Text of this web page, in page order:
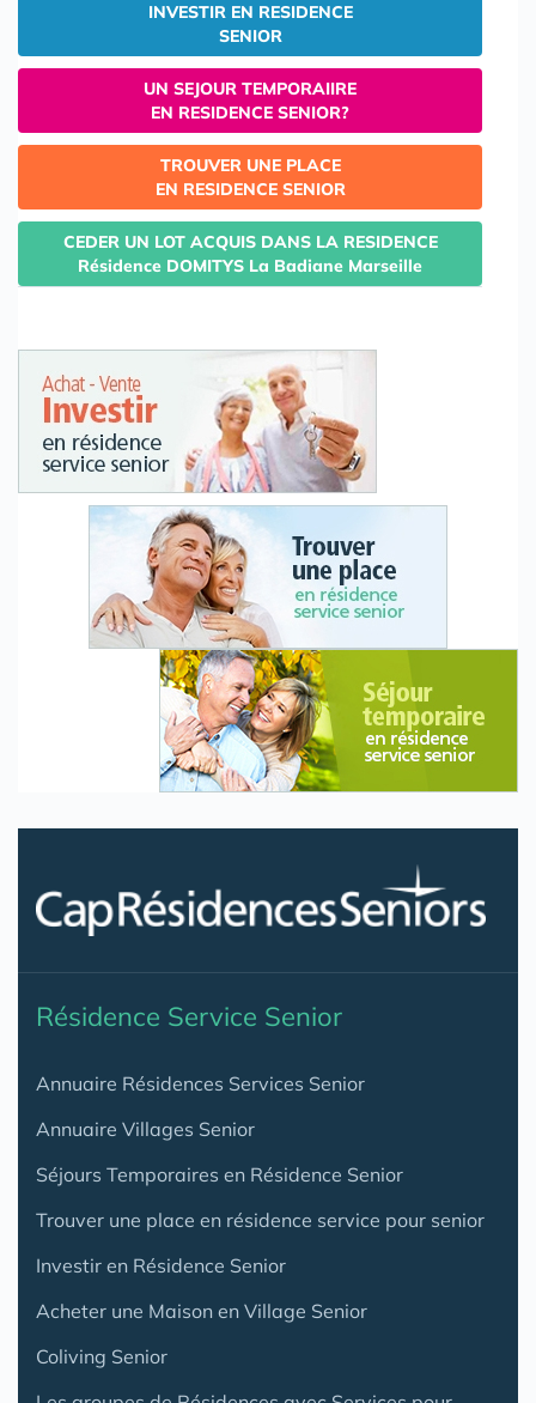
INVESTIR EN RESIDENCE
SENIOR
UN SEJOUR TEMPORAIIRE
EN RESIDENCE SENIOR?
TROUVER UNE PLACE
EN RESIDENCE SENIOR
CEDER UN LOT ACQUIS DANS LA RESIDENCE
Résidence DOMITYS La Badiane Marseille
Résidence Service Senior
Annuaire Résidences Services Senior
Annuaire Villages Senior
Séjours Temporaires en Résidence Senior
Trouver une place en résidence service pour senior
Investir en Résidence Senior
Acheter une Maison en Village Senior
Coliving Senior